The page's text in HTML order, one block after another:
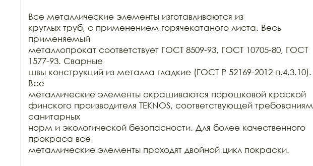
Все металлические элементы изготавливаются из
круглых труб, с применением горячекатаного листа. Весь
применяемый
металлопрокат соответствует ГОСТ 8509-93, ГОСТ 10705-80, ГОСТ
1577-93. Сварные
швы конструкций из металла гладкие (ГОСТ Р 52169-2012 п.4.3.10).
Все
металлические элементы окрашиваются порошковой краской
финского производителя TEKNOS, соответствующей требованиям
санитарных
норм и экологической безопасности. Для более качественного
прокраса все
металлические элементы проходят двойной цикл покраски.